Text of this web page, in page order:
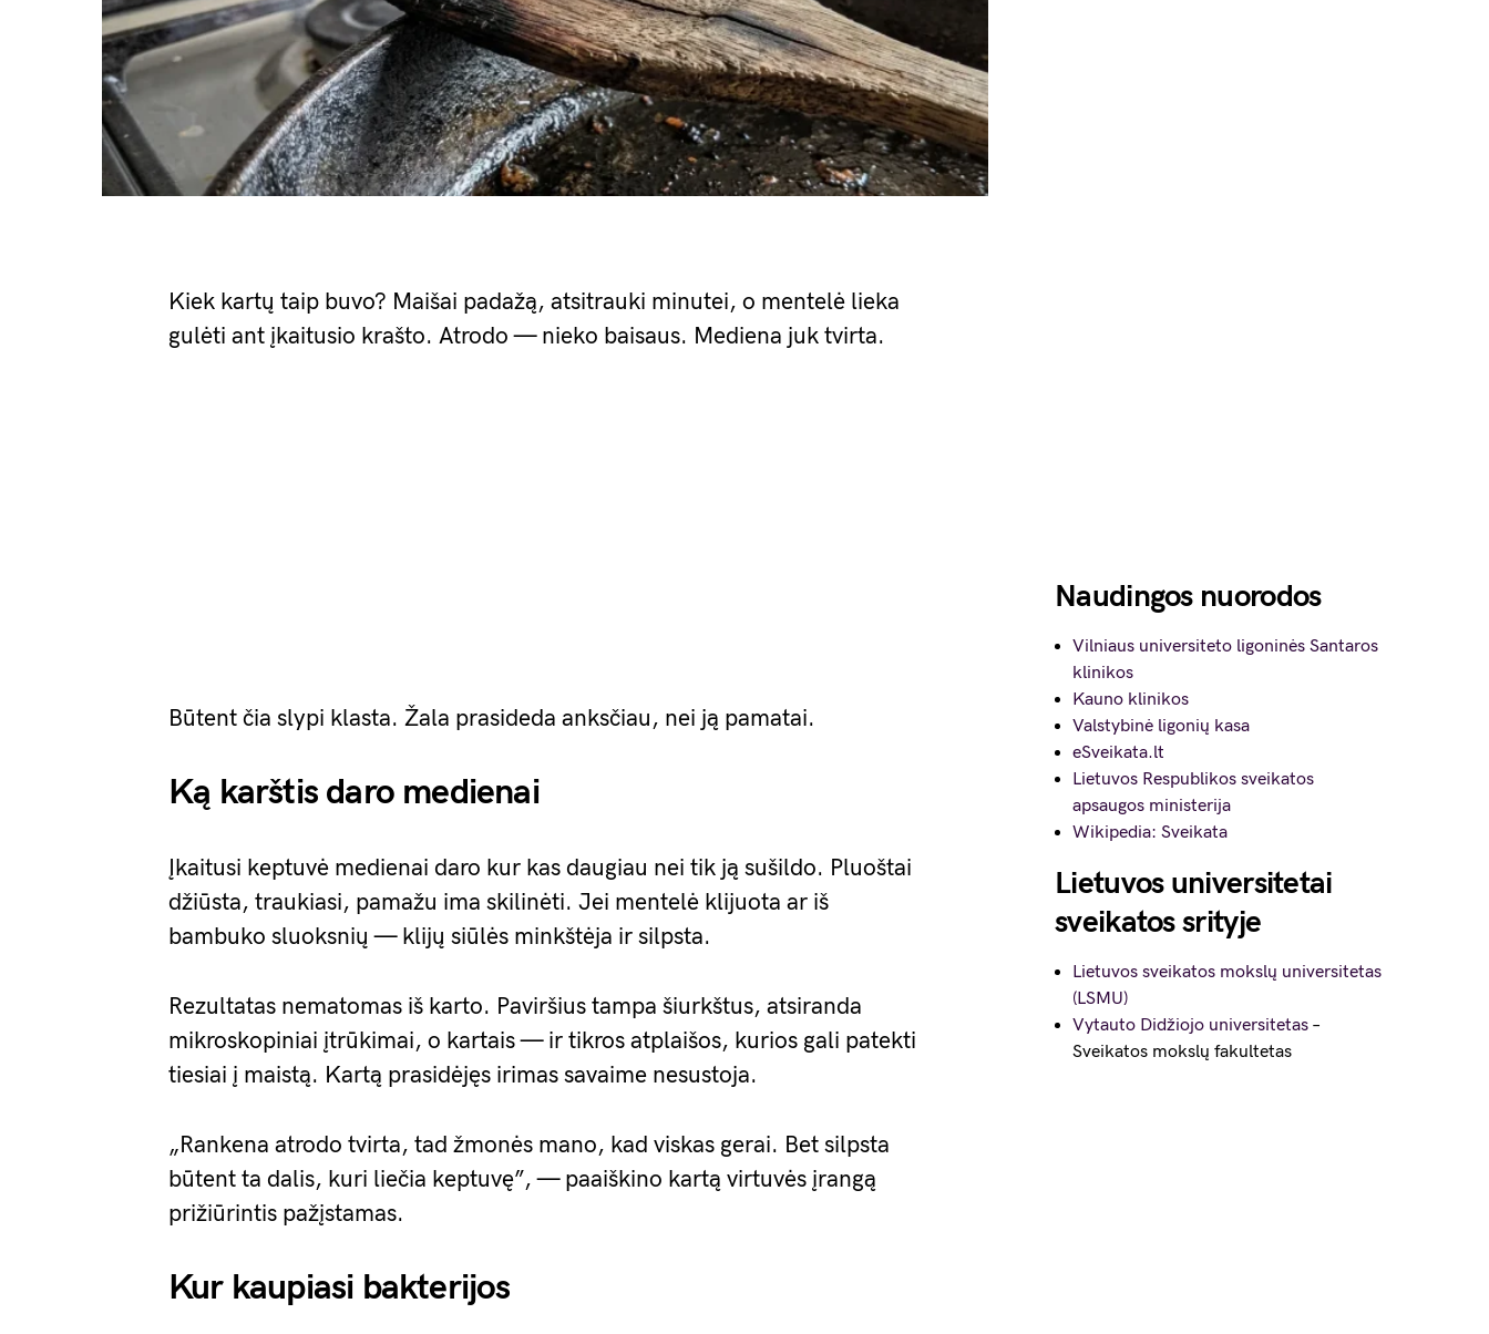
Kiek kartų taip buvo? Maišai padažą, atsitrauki minutei, o mentelė lieka
gulėti ant įkaitusio krašto. Atrodo — nieko baisaus. Mediena juk tvirta.
Būtent čia slypi klasta. Žala prasideda anksčiau, nei ją pamatai.
Ką karštis daro medienai
Įkaitusi keptuvė medienai daro kur kas daugiau nei tik ją sušildo. Pluoštai
džiūsta, traukiasi, pamažu ima skilinėti. Jei mentelė klijuota ar iš
bambuko sluoksnių — klijų siūlės minkštėja ir silpsta.
Rezultatas nematomas iš karto. Paviršius tampa šiurkštus, atsiranda
mikroskopiniai įtrūkimai, o kartais — ir tikros atplaišos, kurios gali patekti
tiesiai į maistą. Kartą prasidėjęs irimas savaime nesustoja.
„Rankena atrodo tvirta, tad žmonės mano, kad viskas gerai. Bet silpsta
būtent ta dalis, kuri liečia keptuvę”, — paaiškino kartą virtuvės įrangą
prižiūrintis pažįstamas.
Kur kaupiasi bakterijos
Naudingos nuorodos
Vilniaus universiteto ligoninės Santaros
klinikos
Kauno klinikos
Valstybinė ligonių kasa
eSveikata.lt
Lietuvos Respublikos sveikatos
apsaugos ministerija
Wikipedia: Sveikata
Lietuvos universitetai
sveikatos srityje
Lietuvos sveikatos mokslų universitetas
(LSMU)
Vytauto Didžiojo universitetas –
Sveikatos mokslų fakultetas